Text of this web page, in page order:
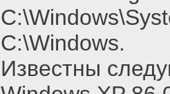
C:\Windows.
Известны